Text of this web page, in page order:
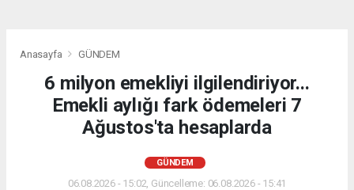
Anasayfa GÜNDEM
6 milyon emekliyi ilgilendiriyor...
Emekli aylığı fark ödemeleri 7
Ağustos'ta hesaplarda
GÜNDEM
06.08.2026 - 15:02, Güncelleme: 06.08.2026 - 15:41